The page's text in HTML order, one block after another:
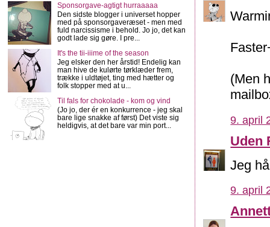
(Men
9. april
Uden
Jeg
9. april
Sponsorgave-agtigt hurraaaaa
Den sidste blogger i universet hopper
med på sponsorgaveræset - men med
fuld narcissisme i behold. Jo jo, det kan
godt lade sig gøre. I pre...
It's the tii-iiime of the season
Jeg elsker den her årstid! Endelig kan
man hive de kulørte tørklæder frem,
trække i uldtøjet, ting med hætter og
folk stopper med at u...
Til fals for chokolade - kom og vind
(Jo jo, der ér en konkurrence - jeg skal
bare lige snakke af først) Det viste sig
heldigvis, at det bare var min port...